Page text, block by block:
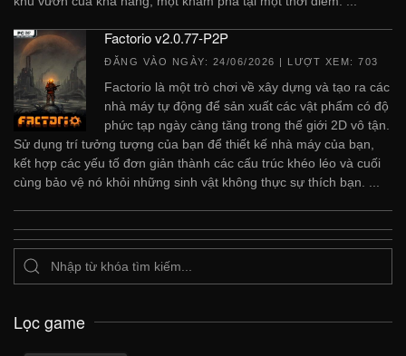
Factorio v2.0.77-P2P
ĐĂNG VÀO NGÀY: 24/06/2026 | LƯỢT XEM: 703
Factorio là một trò chơi về xây dựng và tạo ra các
nhà máy tự động để sản xuất các vật phẩm có độ
phức tạp ngày càng tăng trong thế giới 2D vô tận.
Sử dụng trí tưởng tượng của bạn để thiết kế nhà máy của bạn,
kết hợp các yếu tố đơn giản thành các cấu trúc khéo léo và cuối
cùng bảo vệ nó khỏi những sinh vật không thực sự thích bạn. ...
Lọc game